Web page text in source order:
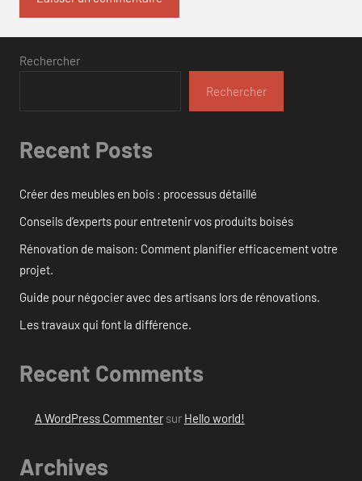
Rechercher
Rechercher
Recent Posts
Créer des meubles en bois : processus détaillé
Conseils d’experts pour entretenir vos produits boisés
Rénovation de maison: Comment planifier efficacement votre
projet.
Guide pour négocier avec des artisans lors de rénovations.
Les travaux qui font la différence.
Recent Comments
A WordPress Commentersur Hello world!
Archives